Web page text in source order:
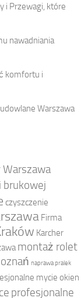
i Przewagi, które
nawadniania
komfortu i
Warszawa
Warszawa
brukowej
czyszczenie
Firma
Karcher
montaż rolet
naprawa pralek
mycie okien
profesjonalne